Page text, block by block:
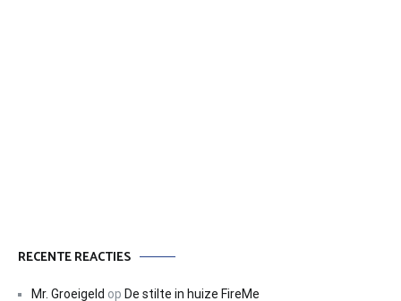
RECENTE REACTIES
Mr. Groeigeld op De stilte in huize FireMe